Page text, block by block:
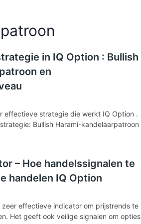
in IQ Option : Bullish
en
effectieve strategie die werkt IQ Option .
Bullish Harami-kandelaarpatroon
– Hoe handelssignalen te
handelen IQ Option
zeer effectieve indicator om prijstrends te
Het geeft ook veilige signalen om opties